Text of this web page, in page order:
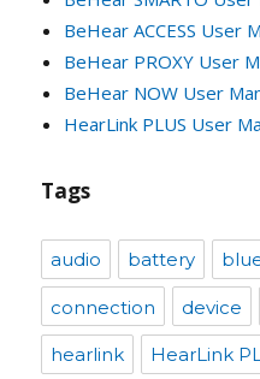
BeHear ACCESS User
BeHear PROXY User
BeHear NOW User
HearLink PLUS User
Tags
audio battery
connection device
hearlink HearLink